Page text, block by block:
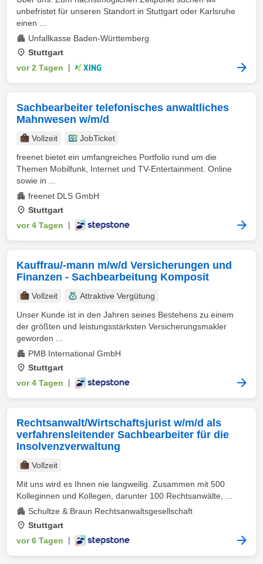
unbefristet für unseren Standort in Stuttgart oder Karlsruhe
einen ...
Unfallkasse Baden-Württemberg
Stuttgart
vor 2 Tagen
Sachbearbeiter telefonisches anwaltliches
Mahnwesen w/m/d
Vollzeit
JobTicket
freenet bietet ein umfangreiches Portfolio rund um die
Themen Mobilfunk, Internet und TV-Entertainment. Online
sowie in ...
freenet DLS GmbH
Stuttgart
vor 4 Tagen
Kauffrau/-mann m/w/d Versicherungen und
Finanzen - Sachbearbeitung Komposit
Vollzeit
Attraktive Vergütung
Unser Kunde ist in den Jahren seines Bestehens zu einem
der größten und leistungsstärksten Versicherungsmakler
geworden ...
PMB International GmbH
Stuttgart
vor 4 Tagen
Rechtsanwalt/Wirtschaftsjurist w/m/d als
verfahrensleitender Sachbearbeiter für die
Insolvenzverwaltung
Vollzeit
Mit uns wird es Ihnen nie langweilig. Zusammen mit 500
Kolleginnen und Kollegen, darunter 100 Rechtsanwälte, ...
Schultze & Braun Rechtsanwaltsgesellschaft
Stuttgart
vor 6 Tagen